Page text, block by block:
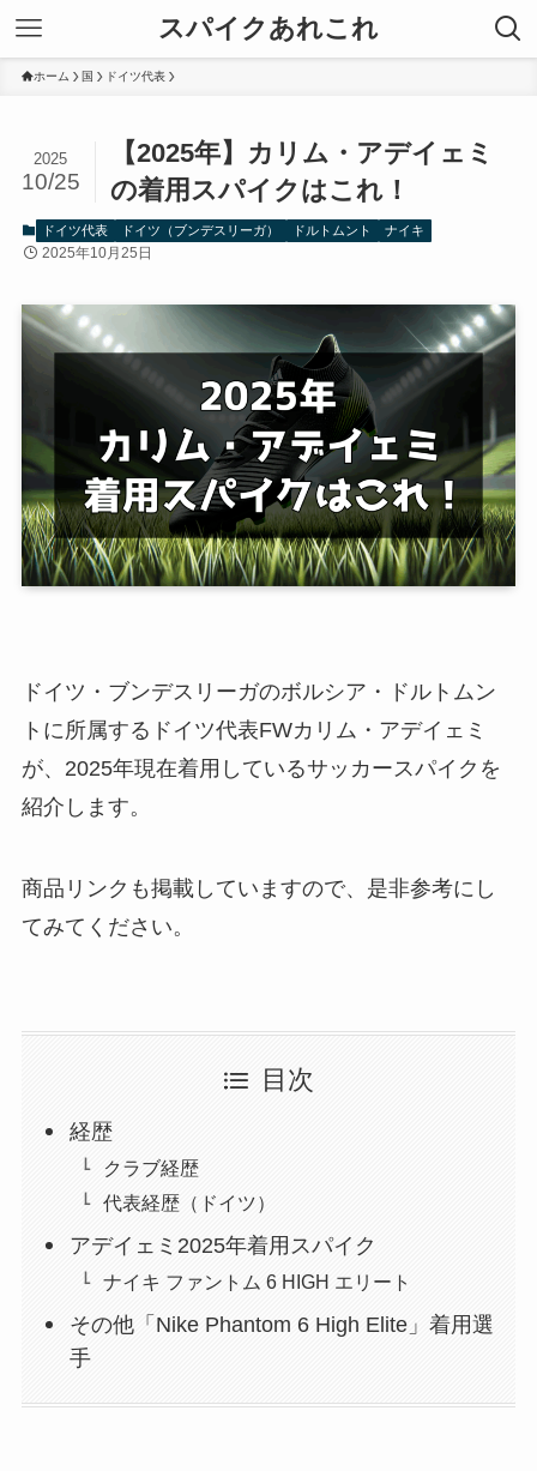
スパイクあれこれ
ホーム 国 ドイツ代表
【2025年】カリム・アデイェミ
の着用スパイクはこれ！
2025
10/25
ドイツ代表 ドイツ（ブンデスリーガ） ドルトムント ナイキ
2025年10月25日
ドイツ・ブンデスリーガのボルシア・ドルトムン
トに所属するドイツ代表FWカリム・アデイェミ
が、2025年現在着用しているサッカースパイクを
紹介します。
商品リンクも掲載していますので、是非参考にし
てみてください。
目次
経歴
クラブ経歴
代表経歴（ドイツ）
アデイェミ2025年着用スパイク
ナイキ ファントム 6 HIGH エリート
その他「Nike Phantom 6 High Elite」着用選
手